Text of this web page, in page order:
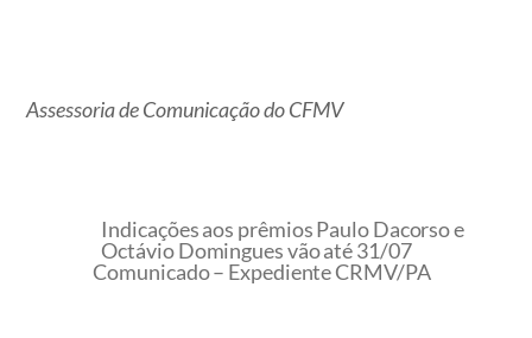
Assessoria de Comunicação do CFMV
Indicações aos prêmios Paulo Dacorso e
Octávio Domingues vão até 31/07
Comunicado – Expediente CRMV/PA